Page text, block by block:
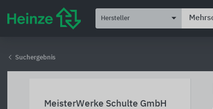
Hersteller
Suchergebnis
MeisterWerke Schulte GmbH